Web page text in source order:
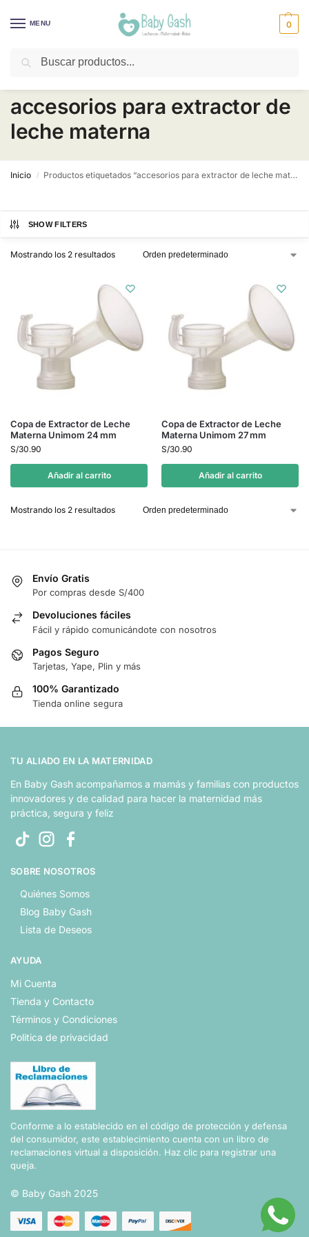
MENU 0
¡Descuentos todos los días! ⚡ Baby Gash
accesorios para extractor de
leche materna
Inicio / Productos etiquetados “accesorios para extractor de leche materna”
SHOW FILTERS
Mostrando los 2 resultados
Copa de Extractor de Leche
Materna Unimom 24 mm
S/30.90
Añadir al carrito
Copa de Extractor de Leche
Materna Unimom 27 mm
S/30.90
Añadir al carrito
Mostrando los 2 resultados
Envío Gratis
Por compras desde S/400
Devoluciones fáciles
Fácil y rápido comunicándote con nosotros
Pagos Seguro
Tarjetas, Yape, Plin y más
100% Garantizado
Tienda online segura
TU ALIADO EN LA MATERNIDAD
En Baby Gash acompañamos a mamás y familias con productos
innovadores y de calidad para hacer la maternidad más
práctica, segura y feliz
SOBRE NOSOTROS
Quiénes Somos
Blog Baby Gash
Lista de Deseos
AYUDA
Mi Cuenta
Tienda y Contacto
Términos y Condiciones
Politica de privacidad
Conforme a lo establecido en el código de protección y defensa
del consumidor, este establecimiento cuenta con un libro de
reclamaciones virtual a disposición. Haz clic para registrar una
queja.
© Baby Gash 2025